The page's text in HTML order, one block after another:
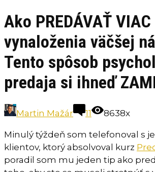
Ako PREDÁVAŤ VIAC
vynaloženia väčšej
Tento spôsob
predaja si ihneď
Martin Mažár 11 8638x
Minulý týždeň som telefonoval s
klientov, ktorý absolvoval kurz
poradil som mu jeden tip ako